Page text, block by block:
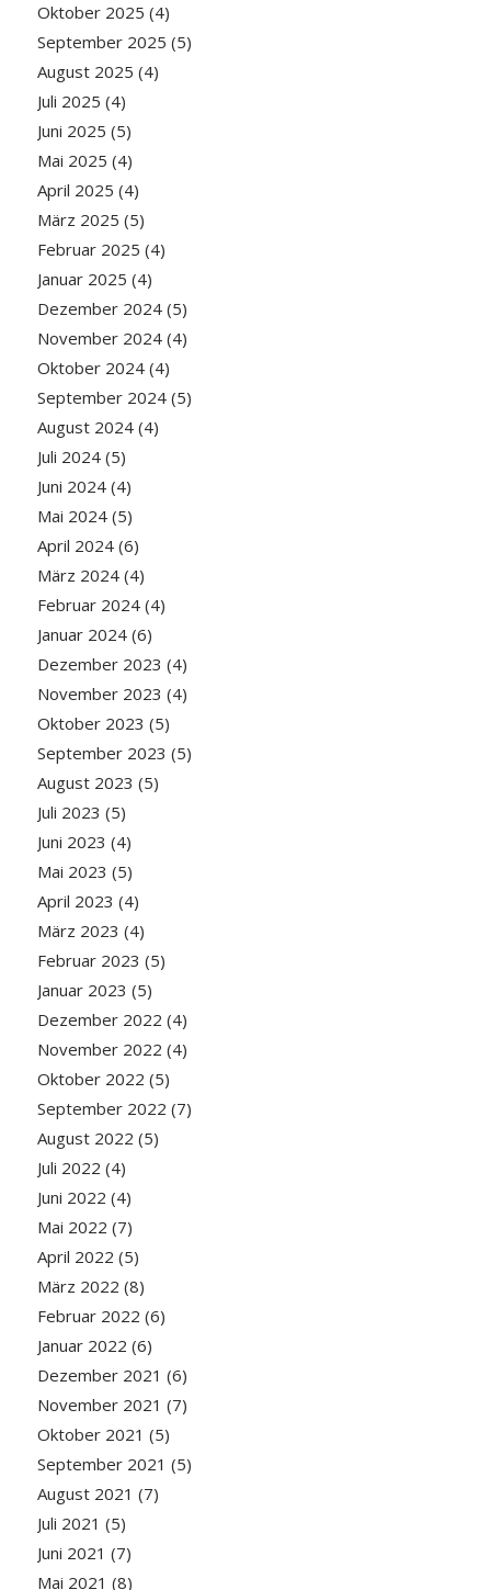
Oktober 2025 (4)
September 2025 (5)
August 2025 (4)
Juli 2025 (4)
Juni 2025 (5)
Mai 2025 (4)
April 2025 (4)
März 2025 (5)
Februar 2025 (4)
Januar 2025 (4)
Dezember 2024(5)
November 2024(4)
Oktober 2024(4)
September 2024(5)
August 2024(4)
Juli 2024(5)
Juni 2024(4)
Mai 2024(5)
April 2024(6)
März 2024(4)
Februar 2024(4)
Januar 2024(6)
Dezember 2023 (4)
November 2023 (4)
Oktober 2023 (5)
September 2023 (5)
August 2023 (5)
Juli 2023 (5)
Juni 2023 (4)
Mai 2023 (5)
April 2023 (4)
März 2023 (4)
Februar 2023 (5)
Januar 2023 (5)
Dezember 2022 (4)
November 2022 (4)
Oktober 2022 (5)
September 2022 (7)
August 2022 (5)
Juli 2022 (4)
Juni 2022 (4)
Mai 2022 (7)
April 2022 (5)
März 2022 (8)
Februar 2022 (6)
Januar 2022 (6)
Dezember 2021 (6)
November 2021 (7)
Oktober 2021 (5)
September 2021 (5)
August 2021 (7)
Juli 2021 (5)
Juni 2021 (7)
Mai 2021 (8)